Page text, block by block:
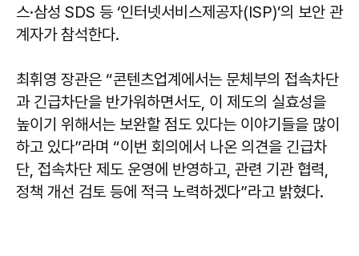
스·삼성 SDS 등 ‘인터넷서비스제공자(ISP)’의 보안 관
계자가 참석한다.
최휘영 장관은 “콘텐츠업계에서는 문체부의 접속차단
과 긴급차단을 반가워하면서도, 이 제도의 실효성을
높이기 위해서는 보완할 점도 있다는 이야기들을 많이
하고 있다”라며 “이번 회의에서 나온 의견을 긴급차
단, 접속차단 제도 운영에 반영하고, 관련 기관 협력,
정책 개선 검토 등에 적극 노력하겠다”라고 밝혔다.